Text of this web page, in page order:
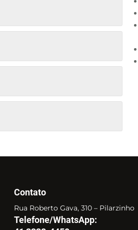
Contato
Rua Roberto Gava, 310 – Pilarzinho
Telefone/WhatsApp: